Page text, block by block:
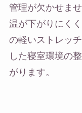
管理が欠かせま
温が下がりにく
の軽いストレッ
した寝室環境の
がります。